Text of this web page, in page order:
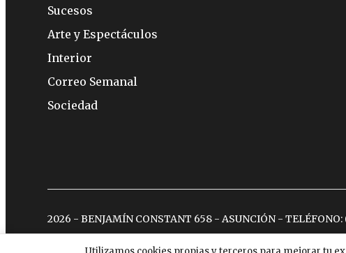
Sucesos
Arte y Espectáculos
Interior
Correo Semanal
Sociedad
2026 - BENJAMÍN CONSTANT 658 - ASUNCIÓN - TELÉFONO: